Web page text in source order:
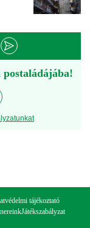
tájékoztató
Játékszabályzat